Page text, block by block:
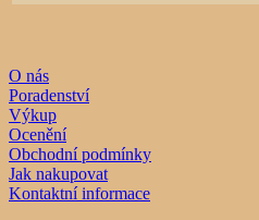
O nás
Poradenství
Výkup
Ocenění
Obchodní podmínky
Jak nakupovat
Kontaktní informace